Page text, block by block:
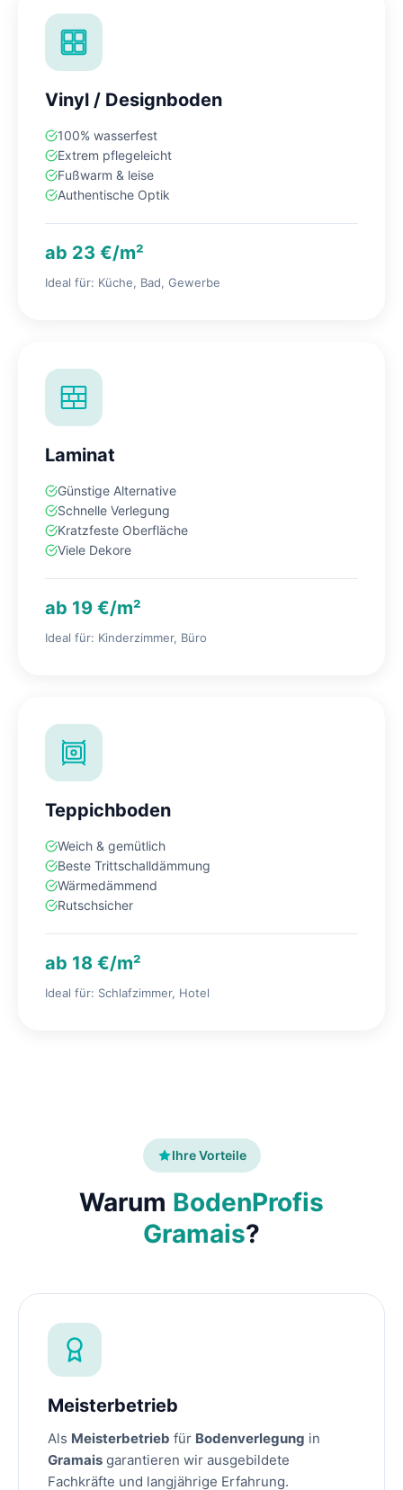
Vinyl / Designboden
100% wasserfest
Extrem pflegeleicht
Fußwarm & leise
Authentische Optik
ab 23 €/m²
Ideal für: Küche, Bad, Gewerbe
Laminat
Günstige Alternative
Schnelle Verlegung
Kratzfeste Oberfläche
Viele Dekore
ab 19 €/m²
Ideal für: Kinderzimmer, Büro
Teppichboden
Weich & gemütlich
Beste Trittschalldämmung
Wärmedämmend
Rutschsicher
ab 18 €/m²
Ideal für: Schlafzimmer, Hotel
Ihre Vorteile
Warum BodenProfis
Gramais?
Meisterbetrieb
Als Meisterbetrieb für Bodenverlegung in
Gramais garantieren wir ausgebildete
Fachkräfte und langjährige Erfahrung.